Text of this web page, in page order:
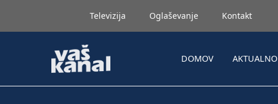
Televizija Oglaševanje Kontakt
DOMOV AKTUALNO